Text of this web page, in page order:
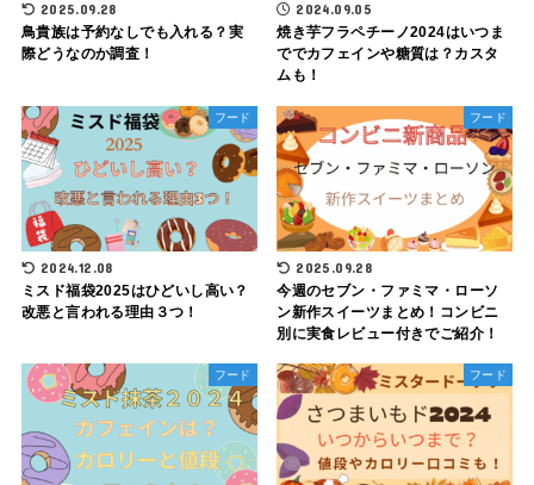
2025.09.28
鳥貴族は予約なしでも入れる？実
際どうなのか調査！
2024.09.05
焼き芋フラペチーノ2024はいつま
ででカフェインや糖質は？カスタ
ムも！
フード
2024.12.08
ミスド福袋2025はひどいし高い？
改悪と言われる理由３つ！
フード
2025.09.28
今週のセブン・ファミマ・ローソ
ン新作スイーツまとめ！コンビニ
別に実食レビュー付きでご紹介！
フード フード